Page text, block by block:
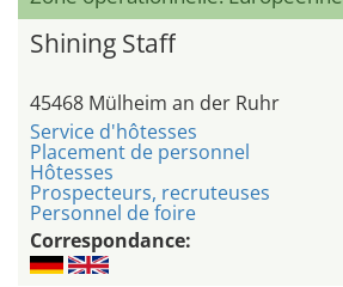
Shining Staff
45468 Mülheim an der Ruhr
Service d'hôtesses
Placement de personnel
Hôtesses
Prospecteurs, recruteuses
Personnel de foire
Correspondance: